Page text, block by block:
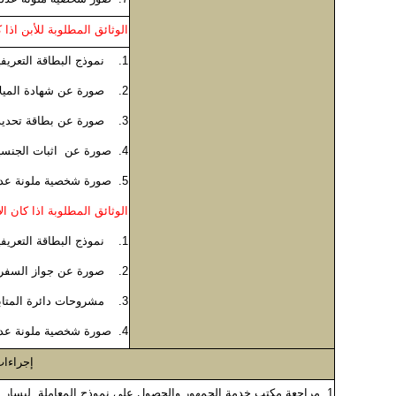
الوثائق المطلوبة للأبن
1. نموذج البطاقة التعريفية لابناء الأردنيات
2. صورة عن شهادة الميلاد
3. صورة عن بطاقة تحديد السكن الممنوحة لابناء البادية الشمالية
4. صورة عن اثبات الجنسية للاب ( جواز سفر او وثيقة ).
5. صورة شخصية ملونة عدد (2).
الوثائق المطلوبة اذا كان
1. نموذج البطاقة التعريفية لابناء الأردنيات
2. صورة عن جواز السفر ان وجد
3. مشروحات دائرة المتابعة والتفتيش
4. صورة شخصية ملونة عدد (2).
1. مراجعة مكتب خدمة الجمهور والحصول على نموذج المعاملة .ليسار بمعاملته حسب الاصول والحصول على رقم الدور.